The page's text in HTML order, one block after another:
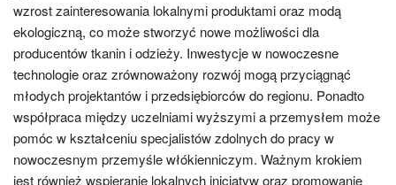
wzrost zainteresowania lokalnymi produktami oraz modą
ekologiczną, co może stworzyć nowe możliwości dla
producentów tkanin i odzieży. Inwestycje w nowoczesne
technologie oraz zrównoważony rozwój mogą przyciągnąć
młodych projektantów i przedsiębiorców do regionu. Ponadto
współpraca między uczelniami wyższymi a przemysłem może
pomóc w kształceniu specjalistów zdolnych do pracy w
nowoczesnym przemyśle włókienniczym. Ważnym krokiem
jest również wspieranie lokalnych inicjatyw oraz promowanie